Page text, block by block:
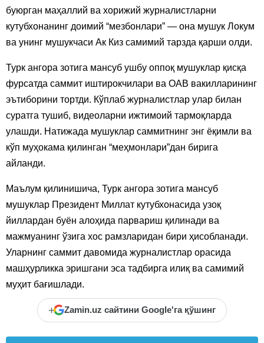
буюрган маҳаллий ва хорижий журналистларни
кутубхонанинг доимий “мезбонлари” — она мушук Локум
ва унинг мушукчаси Ак Киз самимий тарзда қарши олди.
Турк ангора зотига мансуб ушбу оппоқ мушуклар қисқа
фурсатда саммит иштирокчилари ва ОАВ вакилларининг
эътиборини тортди. Кўплаб журналистлар улар билан
суратга тушиб, видеоларни ижтимоий тармоқларда
улашди. Натижада мушуклар саммитнинг энг ёқимли ва
кўп муҳокама қилинган “меҳмонлари”дан бирига
айланди.
Маълум қилинишича, Турк ангора зотига мансуб
мушуклар Президент Миллат кутубхонасида узоқ
йиллардан буён алоҳида парвариш қилинади ва
мажмуанинг ўзига хос рамзларидан бири ҳисобланади.
Уларнинг саммит давомида журналистлар орасида
машҳурликка эришгани эса тадбирга илиқ ва самимий
муҳит бағишлади.
+ Zamin.uz сайтини Google'га қўшинг